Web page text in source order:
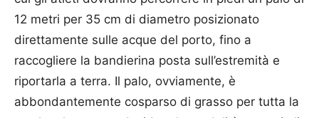
12 metri per 35 cm di diametro posizionato
direttamente sulle acque del porto, fino a
raccogliere la bandierina posta sull’estremità e
riportarla a terra. Il palo, ovviamente, è
abbondantemente cosparso di grasso per tutta la